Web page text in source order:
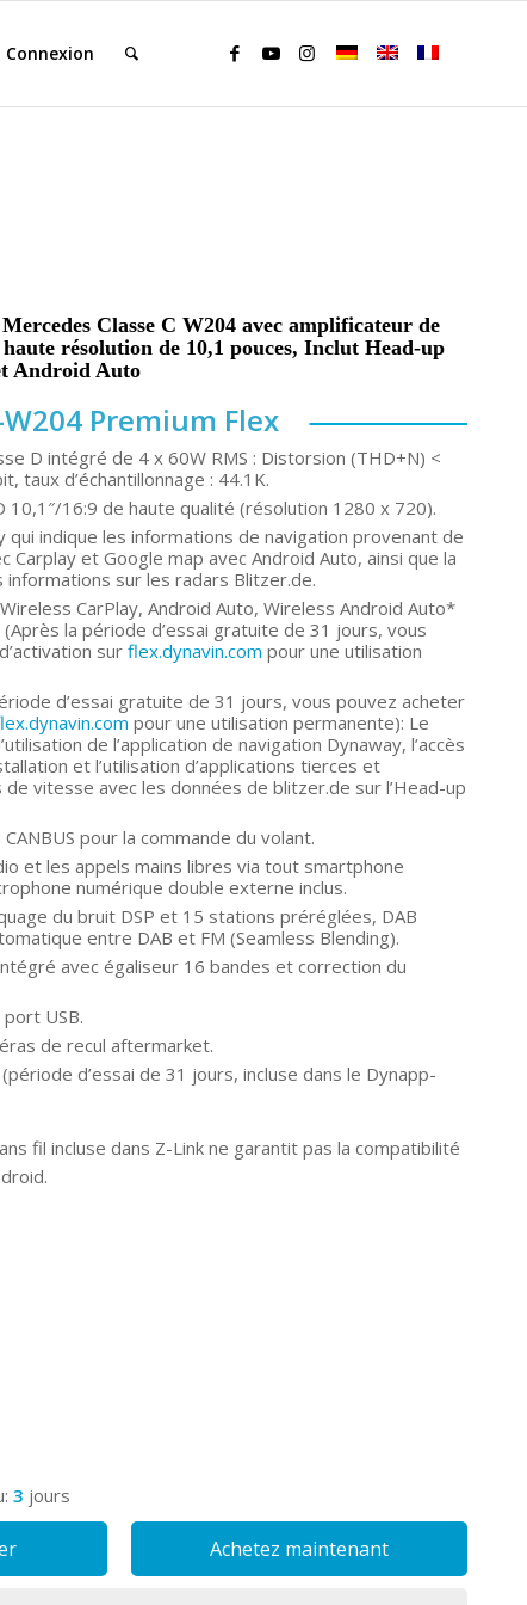
Connexion
Classe C W204 avec amplificateur de
résolution de 10,1 pouces, Inclut Head-up
Android Auto
W204 Premium Flex
D intégré de 4 x 60W RMS : Distorsion (THD+N) <
taux d’échantillonnage : 44.1K.
10,1″/16:9 de haute qualité (résolution 1280 x 720).
qui indique les informations de navigation provenant de
Carplay et Google map avec Android Auto, ainsi que la
sur les radars Blitzer.de.
CarPlay, Android Auto, Wireless Android Auto*
la période d’essai gratuite de 31 jours, vous
surflex.dynavin.com pour une utilisation
d’essai gratuite de 31 jours, vous pouvez acheter
pour une utilisation permanente): Le
de l’application de navigation Dynaway, l’accès
et l’utilisation d’applications tierces et
de vitesse avec les données de blitzer.de sur l’Head-up
pour la commande du volant.
et les appels mains libres via tout smartphone
numérique double externe inclus.
du bruit DSP et 15 stations préréglées, DAB
entre DAB et FM (Seamless Blending).
avec égaliseur 16 bandes et correction du
USB.
de recul aftermarket.
d’essai de 31 jours, incluse dans le Dynapp-
fil incluse dans Z-Link ne garantit pas la compatibilité
3 jours
Achetez maintenant